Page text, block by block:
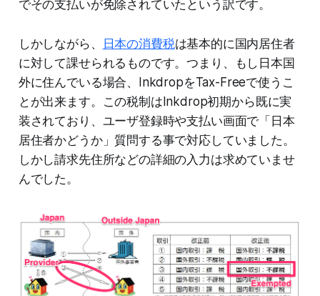
でその支払いが免除されていたという訳です。
しかしながら、 日本の消費税は基本的に国内居住者
に対して課せられるものです。つまり、もし日本国
外に住んでいる場合、InkdropをTax-Freeで使うこ
とが出来ます。この税制はInkdrop初期から既に実
装されており、ユーザ登録時や支払い画面で「日本
居住者かどうか」質問する事で対応していました。
しかし請求先住所などの詳細の入力は求めていませ
んでした。